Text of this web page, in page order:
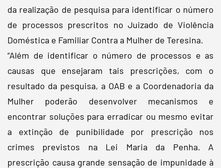
da realização de pesquisa para identificar o número
de processos prescritos no Juizado de Violência
Doméstica e Familiar Contra a Mulher de Teresina.
“Além de identificar o número de processos e as
causas que ensejaram tais prescrições, com o
resultado da pesquisa, a OAB e a Coordenadoria da
Mulher poderão desenvolver mecanismos e
encontrar soluções para erradicar ou mesmo evitar
a extinção de punibilidade por prescrição nos
crimes previstos na Lei Maria da Penha. A
prescrição causa grande sensação de impunidade à